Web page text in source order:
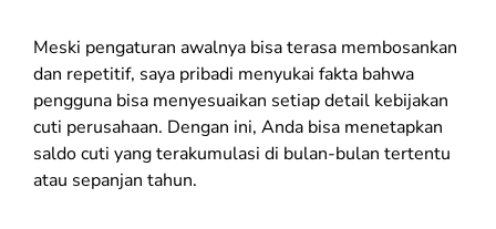
Meski pengaturan awalnya bisa terasa membosankan
dan repetitif, saya pribadi menyukai fakta bahwa
pengguna bisa menyesuaikan setiap detail kebijakan
cuti perusahaan. Dengan ini, Anda bisa menetapkan
saldo cuti yang terakumulasi di bulan-bulan tertentu
atau sepanjan tahun.